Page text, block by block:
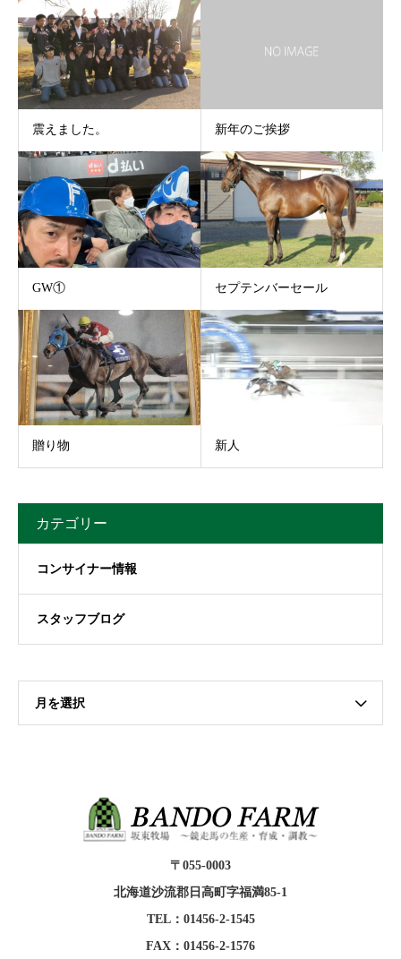
震えました。 新年のご挨拶
GW① セプテンバーセール
贈り物 新人
カテゴリー
コンサイナー情報
スタッフブログ
月を選択
〒055-0003
北海道沙流郡日高町字福満85-1
TEL：01456-2-1545
FAX：01456-2-1576